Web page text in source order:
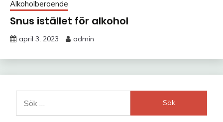
Alkoholberoende
Snus istället för alkohol
april 3, 2023 admin
efter: